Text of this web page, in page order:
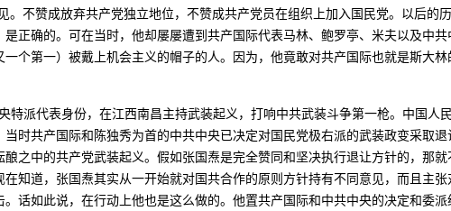
。不赞成放弃共产党独立地位，不赞成共产党员在组织上加入国民党。以后的
正确的。可在当时，他却屡屡遭到共产国际代表马林、鲍罗亭、米夫以及中共
个第一）被戴上机会主义的帽子的人。因为，他竟敢对共产国际也就是斯大林
特派代表身份，在江西南昌主持武装起义，打响中共武装斗争第一枪。中国人
时共产国际和陈独秀为首的中共中央已决定对国民党极右派的武装政变采取退
之中的共产党武装起义。假如张国焘是完全赞同和坚决执行退让方针的，那就
知道，张国焘其实从一开始就对国共合作的原则方针持有不同意见，而且主张
话如此说，在行动上他也是这么做的。他置共产国际和中共中央的决定和委派